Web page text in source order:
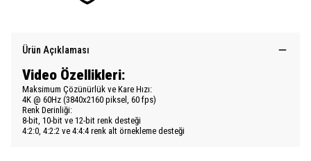
Ürün Açıklaması
Video Özellikleri:
Maksimum Çözünürlük ve Kare Hızı:
4K @ 60Hz (3840x2160 piksel, 60 fps)
Renk Derinliği:
8-bit, 10-bit ve 12-bit renk desteği
4:2:0, 4:2:2 ve 4:4:4 renk alt örnekleme desteği